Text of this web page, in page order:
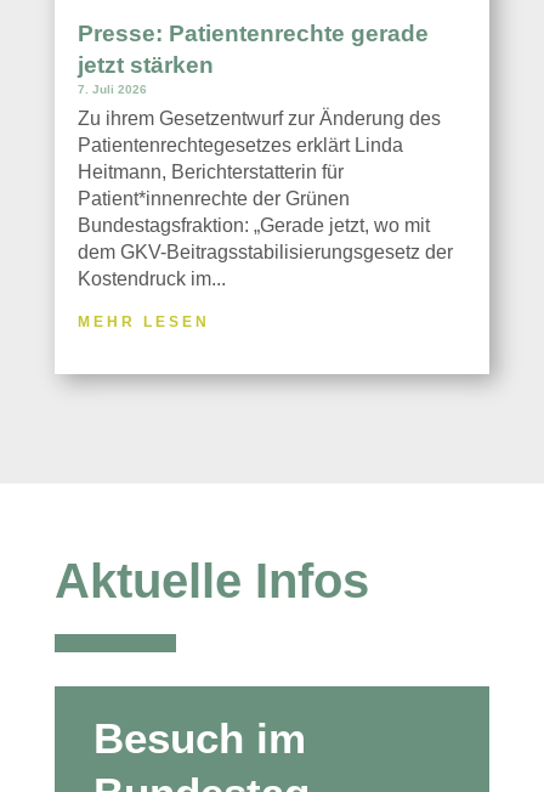
Presse: Patientenrechte gerade
jetzt stärken
7. Juli 2026
Zu ihrem Gesetzentwurf zur Änderung des
Patientenrechtegesetzes erklärt Linda
Heitmann, Berichterstatterin für
Patient*innenrechte der Grünen
Bundestagsfraktion: „Gerade jetzt, wo mit
dem GKV-Beitragsstabilisierungsgesetz der
Kostendruck im...
MEHR LESEN
Aktuelle Infos
Besuch im